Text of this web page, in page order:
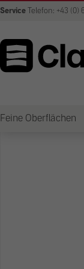
Service Telefon: +43 (0)
Feine Oberflächen